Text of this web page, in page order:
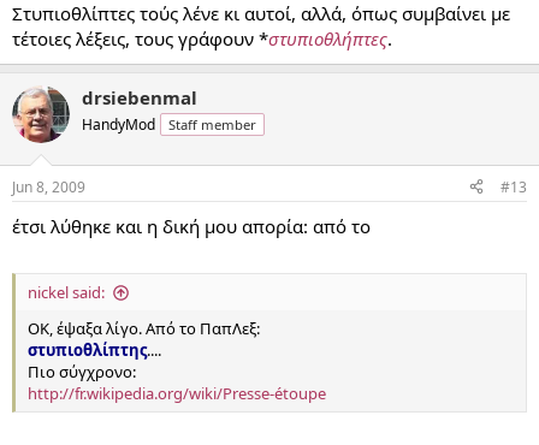
Στυπιοθλίπτες τούς λένε κι αυτοί, αλλά, όπως συμβαίνει με
τέτοιες λέξεις, τους γράφουν *στυπιοθλήπτες.
drsiebenmal
HandyMod Staff member
Jun 8, 2009 #13
έτσι λύθηκε και η δική μου απορία: από το
nickel said:
ΟΚ, έψαξα λίγο. Από το ΠαπΛεξ:
στυπιοθλίπτης....
Πιο σύγχρονο:
http://fr.wikipedia.org/wiki/Presse-étoupe